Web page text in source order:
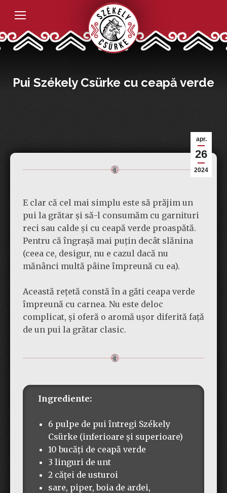
Pui Székely Csürke cu ceapă verde
apr.
26
2024
E clar că cel mai simplu este să prăjim un
pui la grătar și să-l consumăm cu garnituri
reci sau calde și cu ceapă verde proaspătă.
Pentru că îngrașă mai puțin decât slănina
(ceea ce, desigur, nu e cazul dacă nu
mănânci multă pâine împreună cu ea).
Această rețetă constă în a găti ceapa verde
împreună cu carnea. Nu este deloc
complicat, și oferă o aromă ușor diferită față
de un pui la grătar clasic.
Ingrediente:
6 pulpe de pui întregi Székely
Csürke (inferioare și superioare)
10 bucăți de ceapă verde
3 linguri de unt
2 căței de usturoi
sare, piper, boia de ardei,